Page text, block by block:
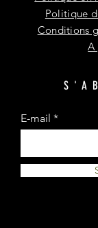
Politique
Conditions
A
E-mail